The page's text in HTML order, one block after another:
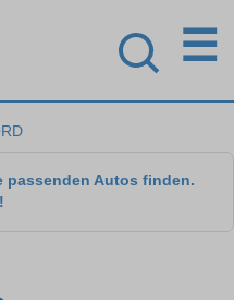
☰
passenden Autos finden.